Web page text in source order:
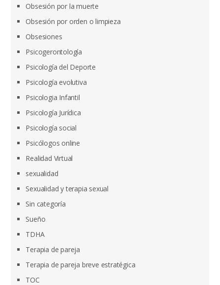
Obsesión por la muerte
Obsesión por orden o limpieza
Obsesiones
Psicogerontología
Psicología del Deporte
Psicología evolutiva
Psicologia Infantil
Psicología Jurídica
Psicología social
Psicólogos online
Realidad Virtual
sexualidad
Sexualidad y terapia sexual
Sin categoría
Sueño
TDHA
Terapia de pareja
Terapia de pareja breve estratégica
TOC